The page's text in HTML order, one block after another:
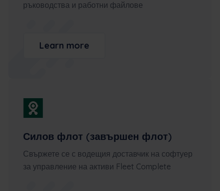
ръководства и работни файлове
Learn more
Силов флот (завършен флот)
Свържете се с водещия доставчик на софтуер
за управление на активи Fleet Complete